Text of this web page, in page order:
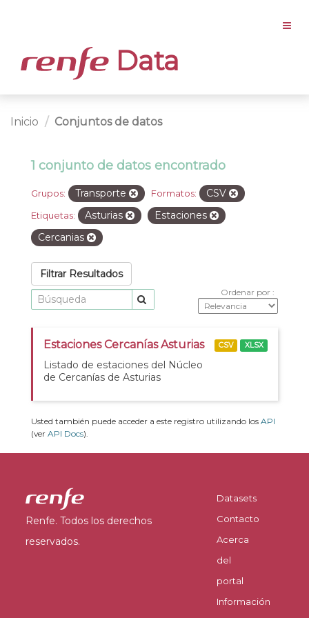
Data
Inicio Conjuntos de datos
1 conjunto de datos encontrado
Grupos: Transporte Formatos: CSV
Etiquetas: Asturias
Estaciones
Cercanias
Filtrar Resultados
Ordenar por
Estaciones Cercanías Asturias
Listado de estaciones del Núcleo
de Cercanías de Asturias
CSV XLSX
Usted también puede acceder a este registro utilizando los API
(ver API Docs).
Renfe. Todos los derechos
reservados.
Datasets
Contacto
Acerca
del
portal
Información